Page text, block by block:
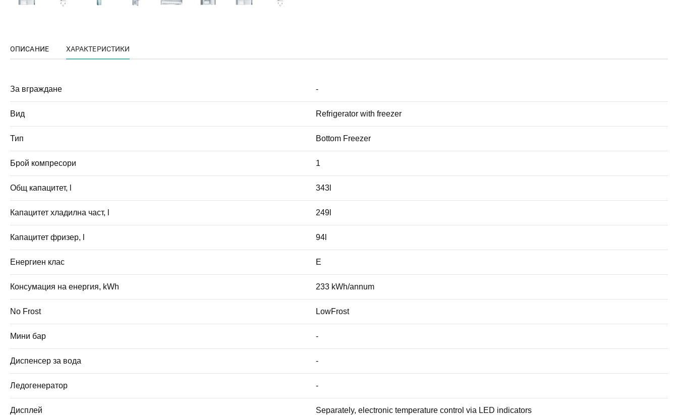
ОПИСАНИЕ ХАРАКТЕРИСТИКИ
За вграждане -
Вид Refrigerator with freezer
Тип Bottom Freezer
Брой компресори 1
Общ капацитет, l 343l
Капацитет хладилна част, l 249l
Капацитет фризер, l 94l
Енергиен клас E
Консумация на енергия, kWh 233 kWh/annum
No Frost LowFrost
Мини бар -
Диспенсер за вода -
Ледогенератор -
Дисплей Separately, electronic temperature control via LED indicators